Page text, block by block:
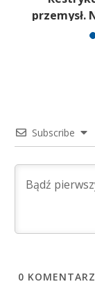
przemysł.
Subscribe
0